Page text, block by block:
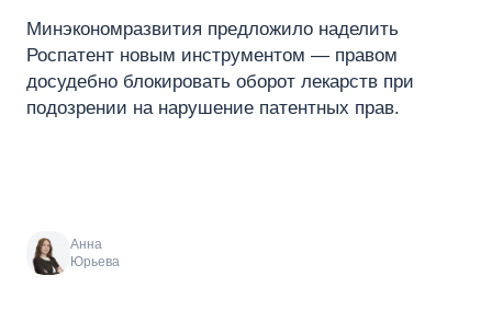
Минэкономразвития предложило наделить
Роспатент новым инструментом — правом
досудебно блокировать оборот лекарств при
подозрении на нарушение патентных прав.
Анна
Юрьева